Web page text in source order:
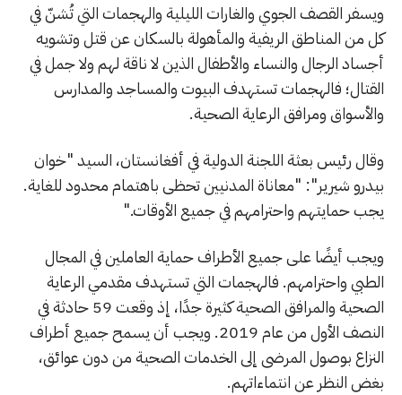
ويسفر القصف الجوي والغارات الليلية والهجمات التي تُشنّ في
كل من المناطق الريفية والمأهولة بالسكان عن قتل وتشويه
أجساد الرجال والنساء والأطفال الذين لا ناقة لهم ولا جمل في
القتال؛ فالهجمات تستهدف البيوت والمساجد والمدارس
والأسواق ومرافق الرعاية الصحية.
وقال رئيس بعثة اللجنة الدولية في أفغانستان، السيد "خوان
بيدرو شيرير": "معاناة المدنيين تحظى باهتمام محدود للغاية.
يجب حمايتهم واحترامهم في جميع الأوقات."
ويجب أيضًا على جميع الأطراف حماية العاملين في المجال
الطبي واحترامهم. فالهجمات التي تستهدف مقدمي الرعاية
الصحية والمرافق الصحية كثيرة جدًا، إذ وقعت 59 حادثة في
النصف الأول من عام 2019. ويجب أن يسمح جميع أطراف
النزاع بوصول المرضى إلى الخدمات الصحية من دون عوائق،
بغض النظر عن انتماءاتهم.